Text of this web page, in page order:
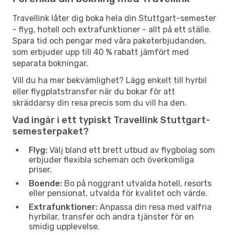
Travellink låter dig boka hela din Stuttgart-semester
- flyg, hotell och extrafunktioner - allt på ett ställe.
Spara tid och pengar med våra paketerbjudanden,
som erbjuder upp till 40 % rabatt jämfört med
separata bokningar.
Vill du ha mer bekvämlighet? Lägg enkelt till hyrbil
eller flygplatstransfer när du bokar för att
skräddarsy din resa precis som du vill ha den.
Vad ingår i ett typiskt Travellink Stuttgart-
semesterpaket?
Flyg: Välj bland ett brett utbud av flygbolag som
erbjuder flexibla scheman och överkomliga
priser.
Boende: Bo på noggrant utvalda hotell, resorts
eller pensionat, utvalda för kvalitet och värde.
Extrafunktioner: Anpassa din resa med valfria
hyrbilar, transfer och andra tjänster för en
smidig upplevelse.